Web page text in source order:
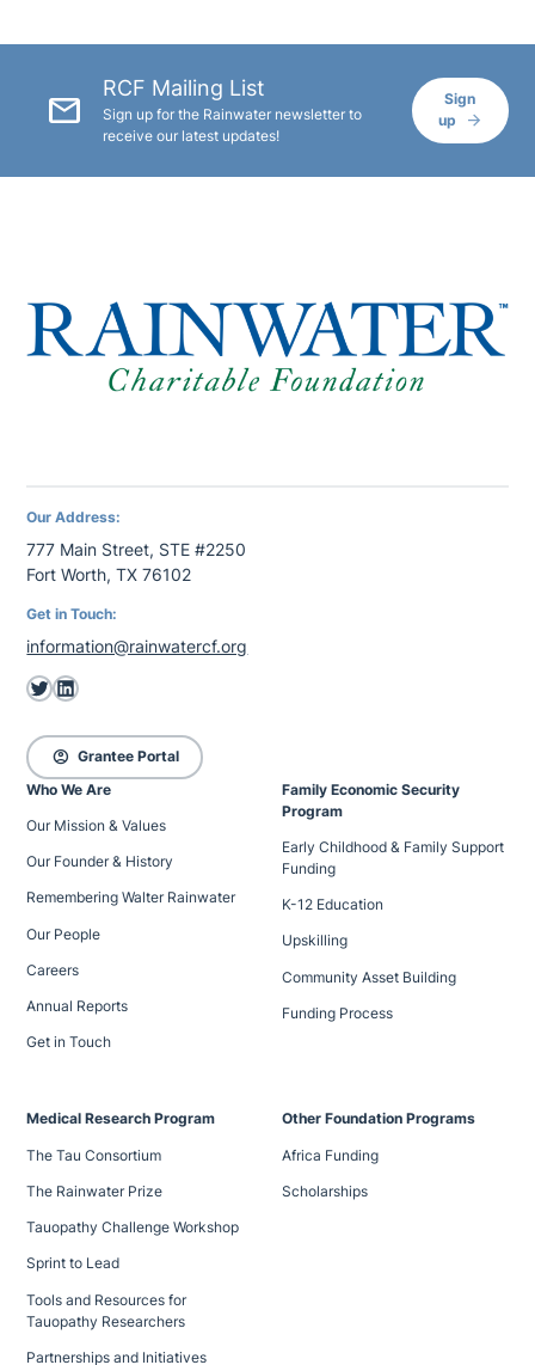
mail RCF Mailing List
Sign up for the Rainwater newsletter to
receive our latest updates!
Sign
up
Our Address:
777 Main Street, STE #2250
Fort Worth, TX 76102
Get in Touch:
information@rainwatercf.org
Twitter LinkedIn
account_circle Grantee Portal
Who We Are
Our Mission & Values
Our Founder & History
Remembering Walter Rainwater
Our People
Careers
Annual Reports
Get in Touch
Family Economic Security
Program
Early Childhood & Family Support
Funding
K-12 Education
Upskilling
Community Asset Building
Funding Process
Medical Research Program
The Tau Consortium
The Rainwater Prize
Tauopathy Challenge Workshop
Sprint to Lead
Tools and Resources for
Tauopathy Researchers
Partnerships and Initiatives
Other Foundation Programs
Africa Funding
Scholarships